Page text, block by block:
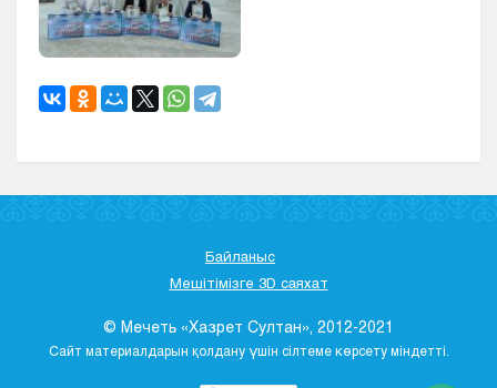
Байланыс
Мешітімізге 3D саяхат
© Мечеть «Хазрет Султан», 2012-2021
Сайт материалдарын қолдану үшін сілтеме көрсету міндетті.